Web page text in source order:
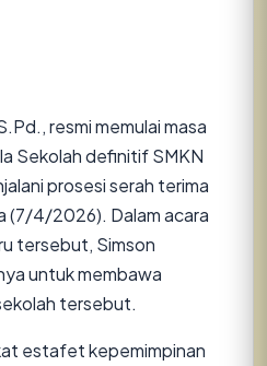
resmi memulai masa
Sekolah definitif SMKN
prosesi serah terima
(7/4/2026). Dalam acara
tersebut, Simson
untuk membawa
tersebut.
estafet kepemimpinan